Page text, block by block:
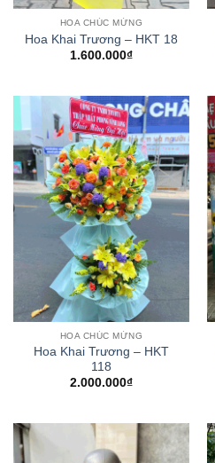
HOA CHÚC MỪNG
Hoa Khai Trương – HKT 18
1.600.000₫
HOA CHÚC MỪNG
Hoa Khai Trương – HKT
118
2.000.000₫